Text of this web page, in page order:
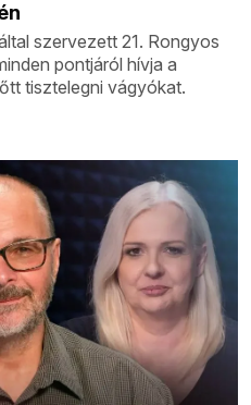
szervezett 21. Rongyos
pontjáról hívja a
tisztelegni vágyókat.